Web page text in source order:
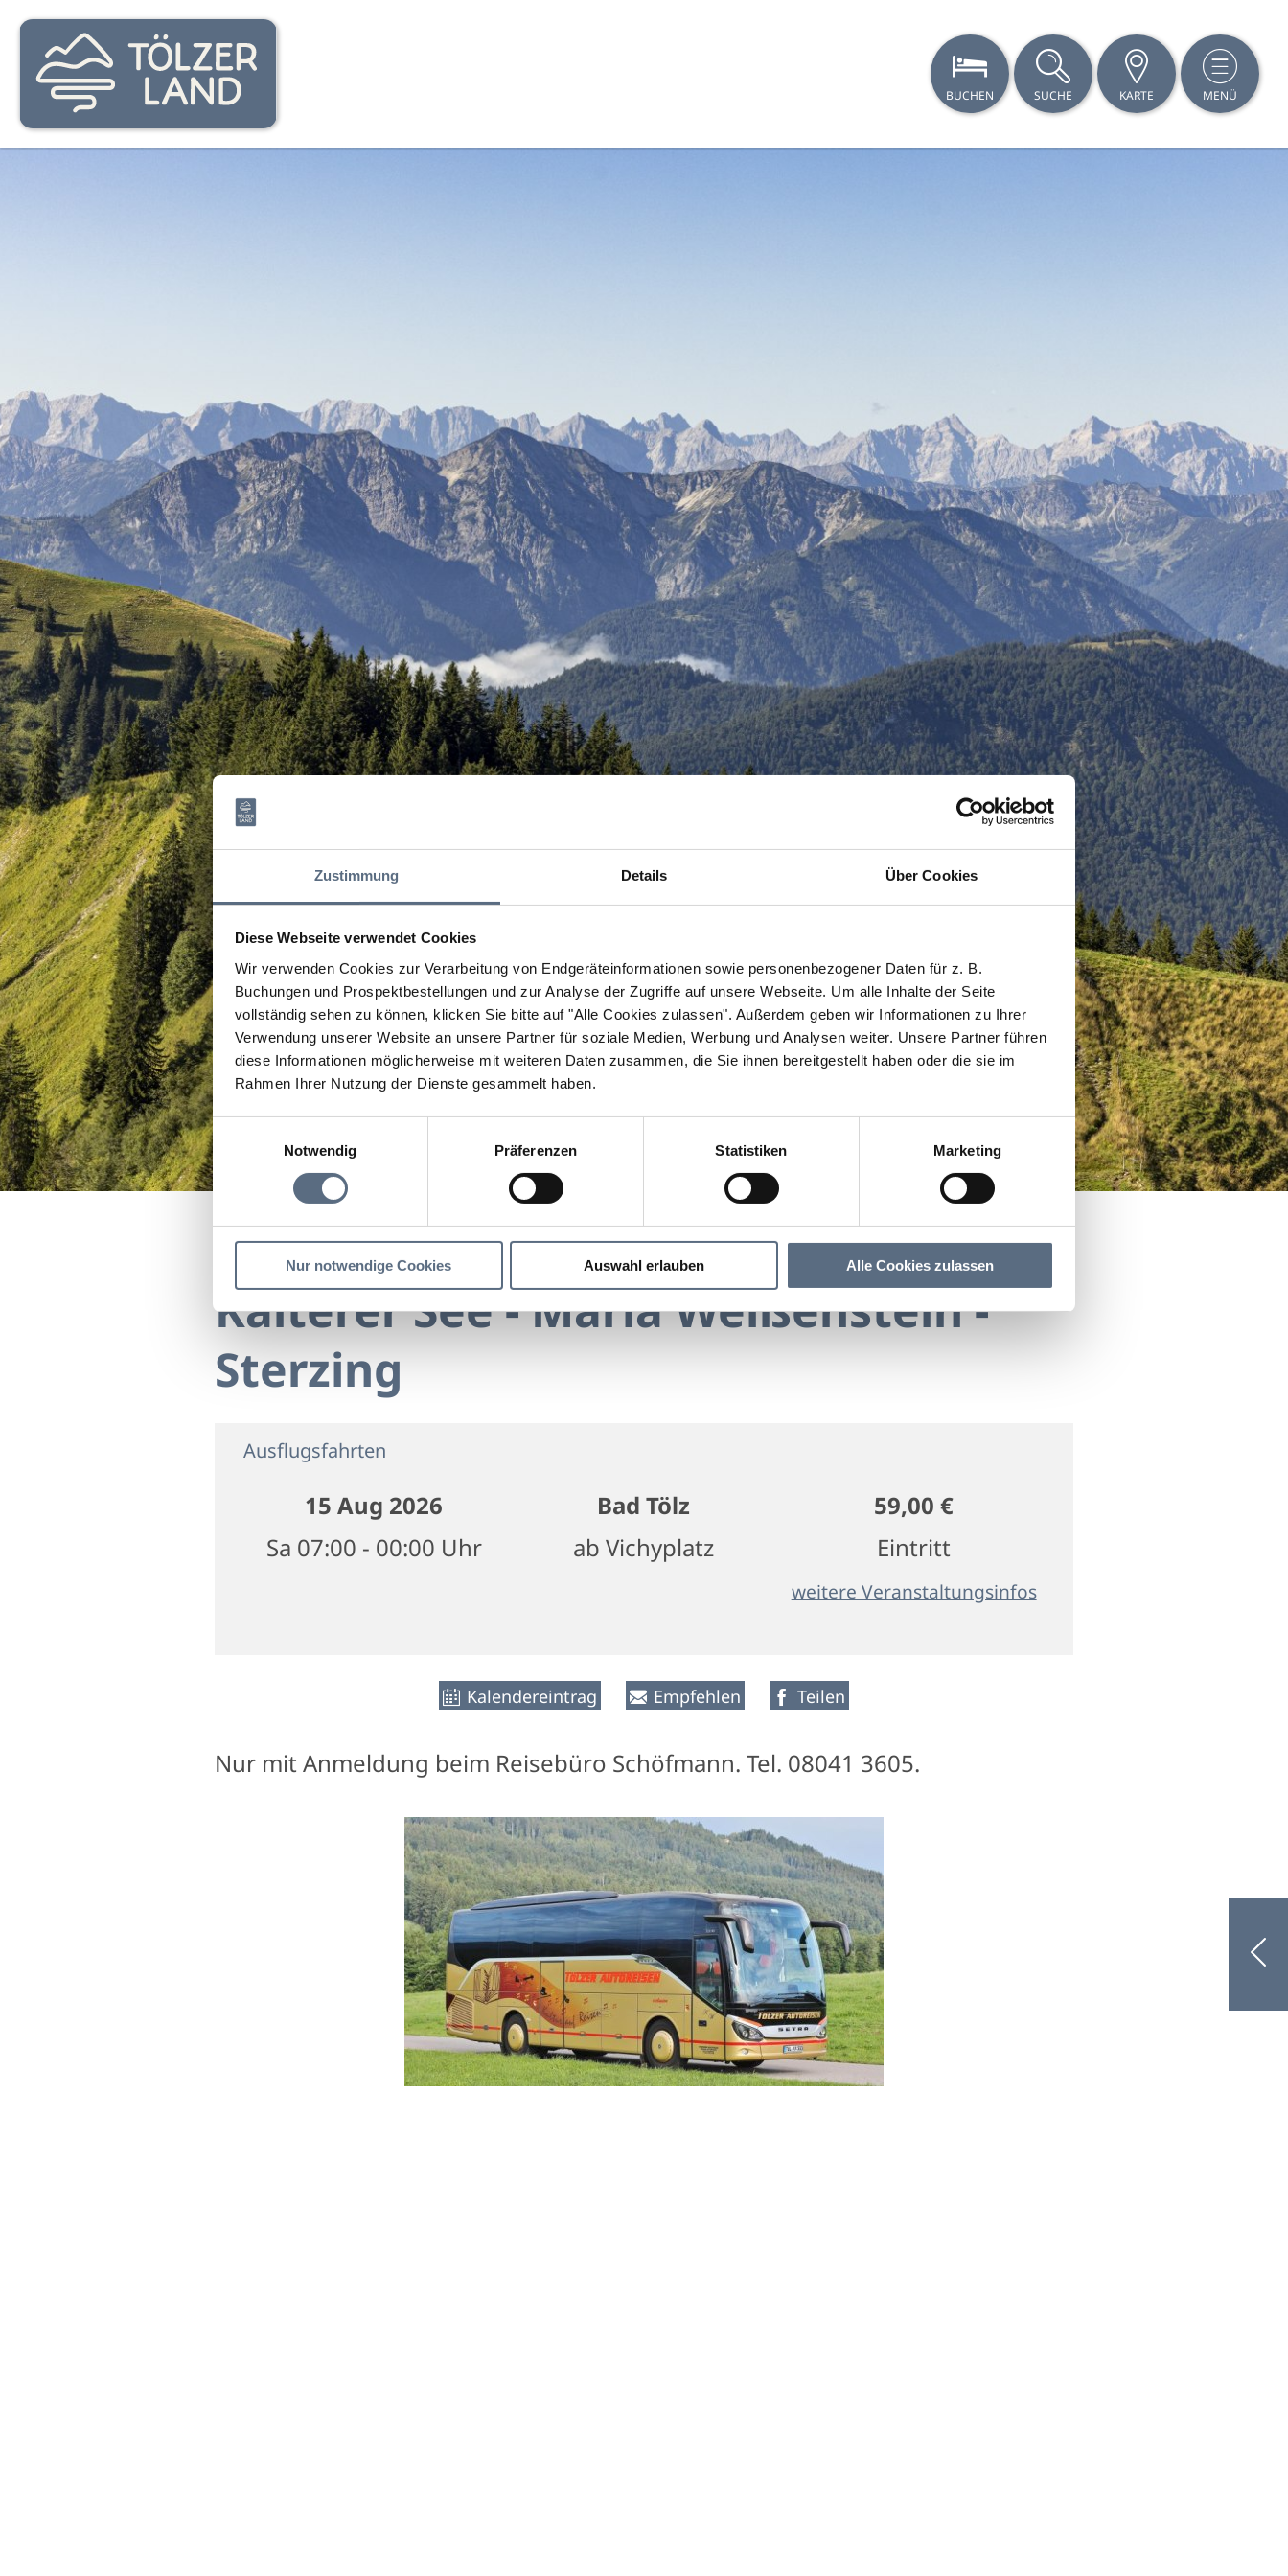
Zustimmung Details Über Cookies
Diese Webseite verwendet Cookies
Wir verwenden Cookies zur Verarbeitung von Endgeräteinformationen sowie personenbezogener Daten für z. B.
Buchungen und Prospektbestellungen und zur Analyse der Zugriffe auf unsere Webseite. Um alle Inhalte der Seite
vollständig sehen zu können, klicken Sie bitte auf "Alle Cookies zulassen". Außerdem geben wir Informationen zu Ihrer
Verwendung unserer Website an unsere Partner für soziale Medien, Werbung und Analysen weiter. Unsere Partner führen
diese Informationen möglicherweise mit weiteren Daten zusammen, die Sie ihnen bereitgestellt haben oder die sie im
Rahmen Ihrer Nutzung der Dienste gesammelt haben.
Einwilligungsauswahl
Notwendig
Präferenzen Statistiken Marketing
Nur notwendige Cookies Auswahl erlauben Alle Cookies zulassen
BUCHEN SUCHE KARTE MENÜ
Kalterer See - Maria Weißenstein - Sterzing
Kalterer See - Maria Weißenstein -
Sterzing
Ausflugsfahrten
15 Aug 2026
Sa 07:00 - 00:00 Uhr
Bad Tölz
ab Vichyplatz
59,00 €
Eintritt
weitere Veranstaltungsinfos
Kalendereintrag Empfehlen Teilen
Nur mit Anmeldung beim Reisebüro Schöfmann. Tel. 08041 3605.